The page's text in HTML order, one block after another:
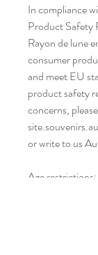
In compliance
Product Safety
Rayon de lune
consumer
and meet EU
product safety
concerns,
or write to us
Age